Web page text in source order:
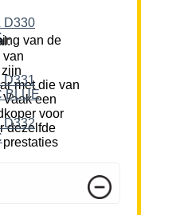
van
met die van
een
voor
dezelfde